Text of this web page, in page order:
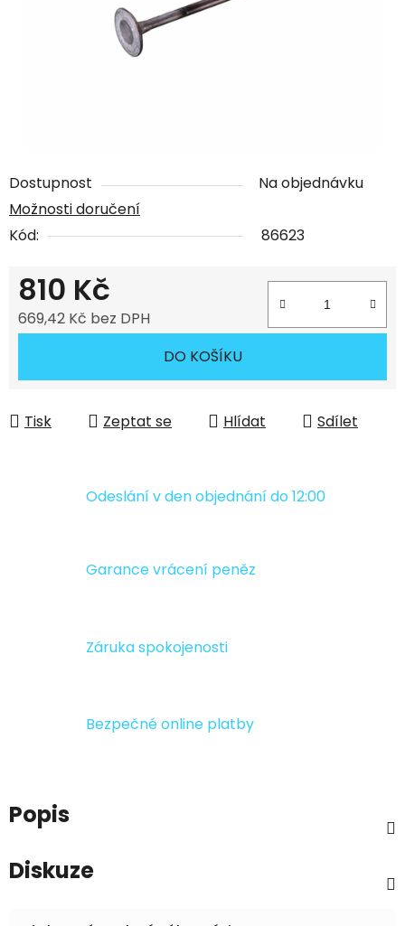
Dostupnost
Na objednávku
Možnosti doručení
Kód:
86623
810 Kč
669,42 Kč bez DPH
DO KOŠÍKU
Tisk Zeptat se Hlídat Sdílet
Odeslání v den objednání do 12:00
Garance vrácení peněz
Záruka spokojenosti
Bezpečné online platby
Popis
Diskuze